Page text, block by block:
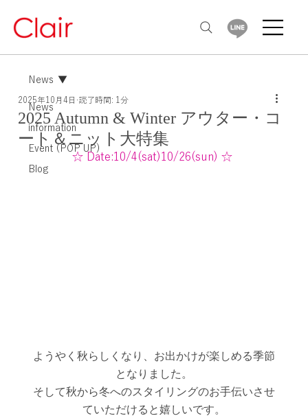
News
information
Event (POP UP)
Blog
News
2025 Autumn & Winter アウター・コ
ート＆ニット大特集
2025年10月4日 読了時間: 1分
☆ Date:10/4(sat)10/26(sun) ☆
ようやく秋らしくなり、お出かけが楽しめる季節
となりました。
そして秋から冬へのスタイリングのお手伝いさせ
ていただけると嬉しいです。